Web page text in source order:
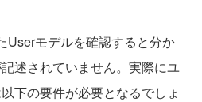
モデルを確認すると分か
述されていません。実際にユ
下の要件が必要となるでしょ